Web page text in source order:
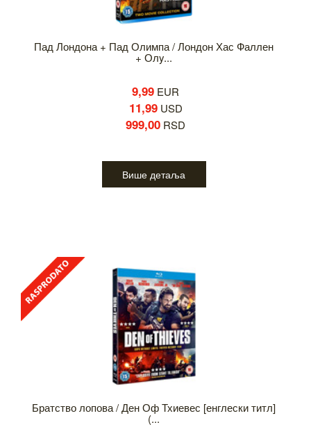
Пад Лондона + Пад Олимпа / Лондон Хас Фаллен
+ Олy...
9,99 EUR
11,99USD
999,00 RSD
Више детаља
Братство лопова / Ден Оф Тхиевес [енглески титл]
(...